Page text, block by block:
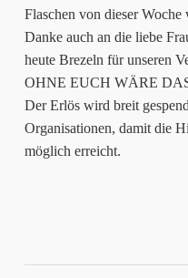
Flaschen von dieser
Danke auch an die liebe
heute Brezeln für unseren
OHNE EUCH WÄRE
Der Erlös wird breit
Organisationen, damit die
möglich erreicht.